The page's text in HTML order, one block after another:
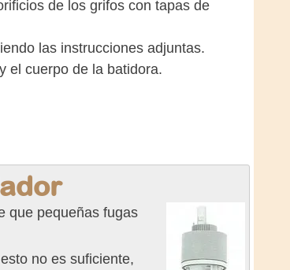
de los grifos con tapas de
las instrucciones adjuntas.
el cuerpo de la batidora.
que pequeñas fugas
no es suficiente,